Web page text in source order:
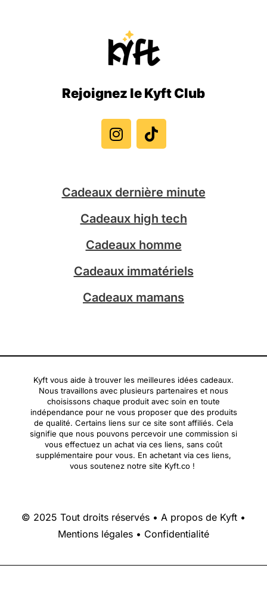
Rejoignez le Kyft Club
n
s
t
r
a
m
i
k
t
Cadeaux dernière minute
Cadeaux high tech
Cadeaux homme
Cadeaux immatériels
Cadeaux mamans
Kyft vous aide à trouver les meilleures idées cadeaux.
Nous travaillons avec plusieurs partenaires et nous
choisissons chaque produit avec soin en toute
indépendance pour ne vous proposer que des produits
de qualité. Certains liens sur ce site sont affiliés. Cela
signifie que nous pouvons percevoir une commission si
vous effectuez un achat via ces liens, sans coût
supplémentaire pour vous. En achetant via ces liens,
vous soutenez notre site Kyft.co !
© 2025 Tout droits réservés • A propos de Kyft •
Mentions légales • Confidentialité